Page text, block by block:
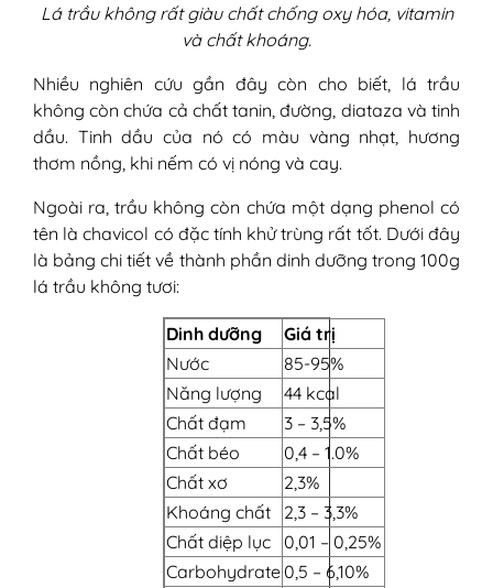
Lá trầu không rất giàu chất chống oxy hóa, vitamin
và chất khoáng.
Nhiều nghiên cứu gần đây còn cho biết, lá trầu
không còn chứa cả chất tanin, đường, diataza và tinh
dầu. Tinh dầu của nó có màu vàng nhạt, hương
thơm nồng, khi nếm có vị nóng và cay.
Ngoài ra, trầu không còn chứa một dạng phenol có
tên là chavicol có đặc tính khử trùng rất tốt. Dưới đây
là bảng chi tiết về thành phần dinh dưỡng trong 100g
lá trầu không tươi:
Dinh dưỡng
Giá trị
Nước
85-95%
Năng lượng
44 kcal
Chất đạm
3 – 3,5%
Chất béo
0,4 – 1.0%
Chất xơ
2,3%
Khoáng chất
2,3 – 3,3%
Chất diệp lục
0,01 – 0,25%
Carbohydrate0,5 – 6,10%